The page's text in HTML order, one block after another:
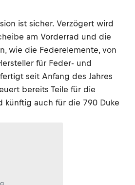
ist sicher. Verzögert wird
am Vorderrad und die
wie die Federelemente, von
für Feder- und
seit Anfang des Jahres
bereits Teile für die
künftig auch für die 790 Duke